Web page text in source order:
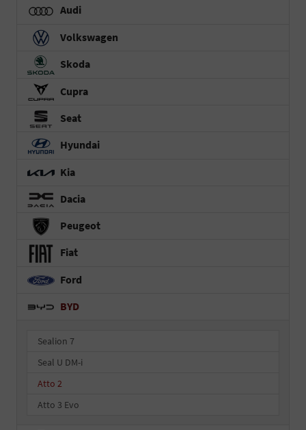
Audi
Volkswagen
Skoda
Cupra
Seat
Hyundai
Kia
Dacia
Peugeot
Fiat
Ford
BYD
Sealion 7
Seal U DM-i
Atto 2
Atto 3 Evo